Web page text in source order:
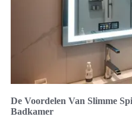
De Voordelen Van Slimme
Badkamer